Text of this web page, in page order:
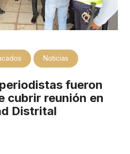
Noticias
fueron
cubrir reunión en
Distrital